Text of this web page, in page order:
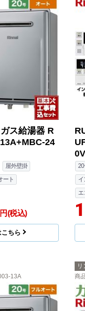
ス給湯器 R
24
屋外壁掛
ート
円(税込)
ちら
20
イ
エ
13A
リ
商